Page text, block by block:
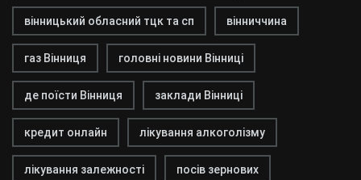
вінницький обласний тцк та сп вінниччина
газ Вінниця головні новини Вінниці
де поїсти Вінниця заклади Вінниці
кредит онлайн лікування алкоголізму
лікування залежності посів зернових